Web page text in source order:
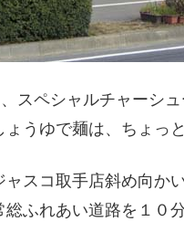
スペシャルチャーシ
うゆで麺は、ちょっと
スコ取手店斜め向か
ふれあい道路を１０